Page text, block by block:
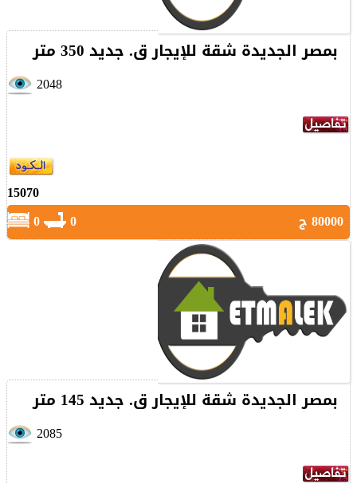
بمصر الجديدة شقة للإيجار ق. جديد 350 متر
2048
15070
80000 ج
0
بمصر الجديدة شقة للإيجار ق. جديد 145 متر
2085